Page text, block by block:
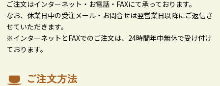
ご注文はインターネット・お電話・FAXにて承っております。
なお、休業日中の受注メール・お問合せは翌営業日以降にご返信さ
せていただきます。
※インターネットとFAXでのご注文は、24時間年中無休で受け付け
ております。
ご注文方法